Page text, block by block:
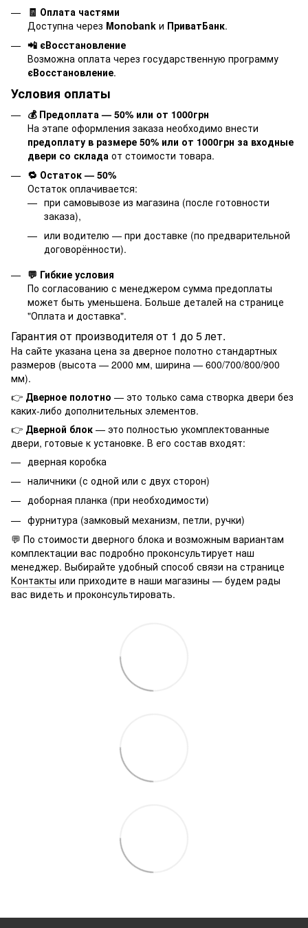
🧾 Оплата частями
Доступна через Monobank и ПриватБанк.
📲 єВосстановление
Возможна оплата через государственную программу
єВосстановление.
Условия оплаты
💰 Предоплата — 50% или от 1000грн
На этапе оформления заказа необходимо внести
предоплату в размере 50% или от 1000грн за входные
двери со склада от стоимости товара.
🔁 Остаток — 50%
Остаток оплачивается:
при самовывозе из магазина (после готовности
заказа),
или водителю — при доставке (по предварительной
договорённости).
💬 Гибкие условия
По согласованию с менеджером сумма предоплаты
может быть уменьшена. Больше деталей на странице
"Оплата и доставка".
Гарантия от производителя от 1 до 5 лет.
На сайте указана цена за дверное полотно стандартных
размеров (высота — 2000 мм, ширина — 600/700/800/900
мм).
👉 Дверное полотно — это только сама створка двери без
каких-либо дополнительных элементов.
👉 Дверной блок — это полностью укомплектованные
двери, готовые к установке. В его состав входят:
дверная коробка
наличники (с одной или с двух сторон)
доборная планка (при необходимости)
фурнитура (замковый механизм, петли, ручки)
💬 По стоимости дверного блока и возможным вариантам
комплектации вас подробно проконсультирует наш
менеджер. Выбирайте удобный способ связи на странице
Контакты или приходите в наши магазины — будем рады
вас видеть и проконсультировать.